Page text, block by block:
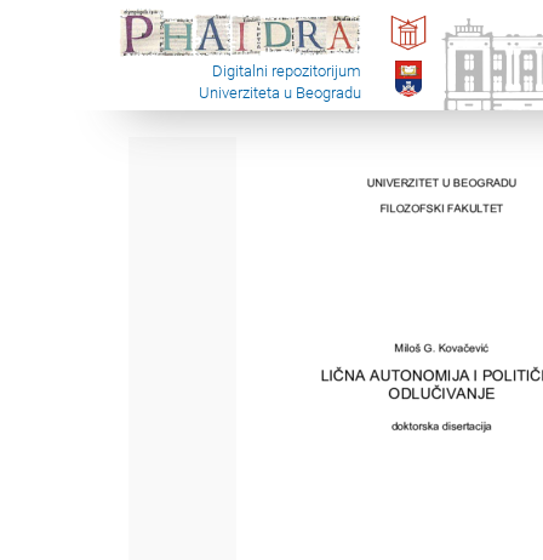
Digitalni repozitorijum
Univerziteta u Beogradu